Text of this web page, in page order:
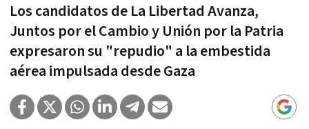
Los candidatos de La Libertad Avanza,
Juntos por el Cambio y Unión por la Patria
expresaron su "repudio" a la embestida
aérea impulsada desde Gaza